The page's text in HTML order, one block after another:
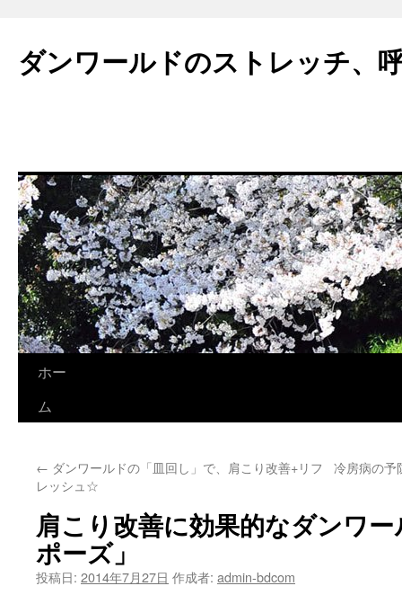
ダンワールドのストレッチ、
ン
へ
ス
ホー
ム
← ダンワールドの「皿回し」で、肩こり改善+リフ
レッシュ☆
冷房病の予
肩こり改善に効果的なダンワ
ポーズ」
投稿日: 2014年7月27日 作成者: admin-bdcom